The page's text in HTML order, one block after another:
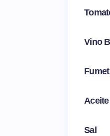
Vino
Sal